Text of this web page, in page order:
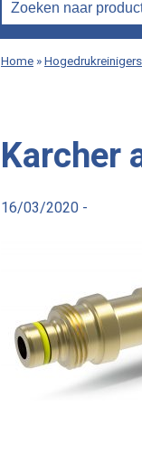
Home »Hogedrukreinigers
Karcher
16/03/2020 -